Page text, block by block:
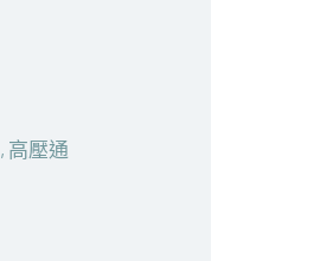
, 高壓通